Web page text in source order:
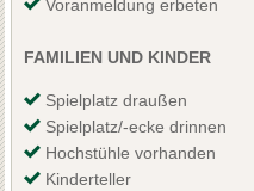
Voranmeldung erbeten
FAMILIEN UND KINDER
Spielplatz draußen
Spielplatz/-ecke drinnen
Hochstühle vorhanden
Kinderteller